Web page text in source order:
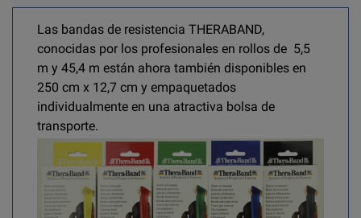
Las bandas de resistencia THERABAND,
conocidas por los profesionales en rollos de 5,5
m y 45,4 m están ahora también disponibles en
250 cm x 12,7 cm y empaquetados
individualmente en una atractiva bolsa de
transporte.